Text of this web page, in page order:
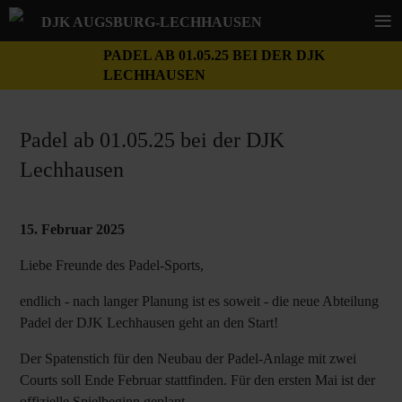
PADEL AB 01.05.25 BEI DER DJK
LECHHAUSEN
Padel ab 01.05.25 bei der DJK
Lechhausen
15. Februar 2025
Liebe Freunde des Padel-Sports,
endlich - nach langer Planung ist es soweit - die neue Abteilung
Padel der DJK Lechhausen geht an den Start!
Der Spatenstich für den Neubau der Padel-Anlage mit zwei
Courts soll Ende Februar stattfinden. Für den ersten Mai ist der
DJK AUGSBURG-LECHHAUSEN ≡